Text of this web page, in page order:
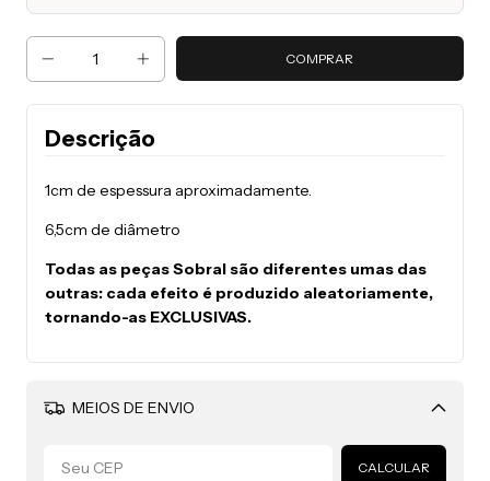
Descrição
1cm de espessura aproximadamente.
6,5cm de diâmetro
Todas as peças Sobral são diferentes umas das
outras: cada efeito é produzido aleatoriamente,
tornando-as EXCLUSIVAS.
MEIOS DE ENVIO
Alterar CEP
CALCULAR